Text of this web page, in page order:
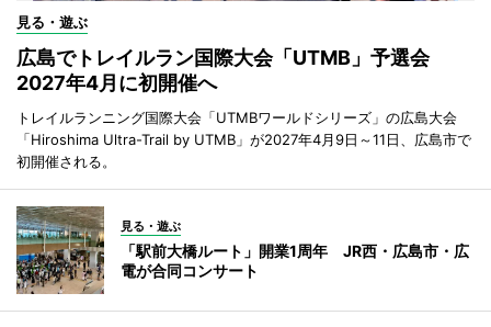
見る・遊ぶ
広島でトレイルラン国際大会「UTMB」予選会
2027年4月に初開催へ
トレイルランニング国際大会「UTMBワールドシリーズ」の広島大会
「Hiroshima Ultra-Trail by UTMB」が2027年4月9日～11日、広島市で
初開催される。
見る・遊ぶ
「駅前大橋ルート」開業1周年 JR西・広島市・広
電が合同コンサート